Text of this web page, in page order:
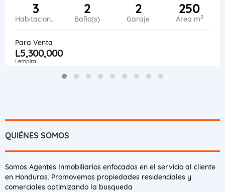
3
Habitaciones
2
Baño(s)
2
Garaje
250
Área m2
Para Venta
L5,300,000
Lempira
QUIÉNES SOMOS
Somos Agentes Inmobiliarios enfocados en el servicio al cliente
en Honduras. Promovemos propiedades residenciales y
comerciales optimizando la busqueda